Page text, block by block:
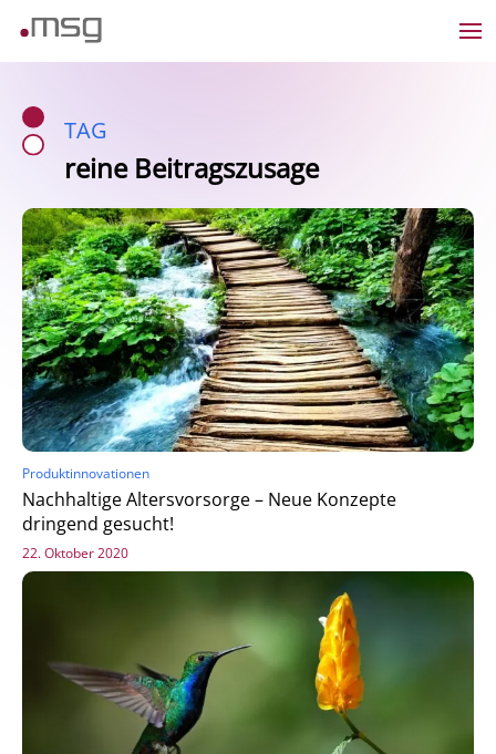
TAG
reine Beitragszusage
Produktinnovationen
Nachhaltige Altersvorsorge – Neue Konzepte
dringend gesucht!
22. Oktober 2020